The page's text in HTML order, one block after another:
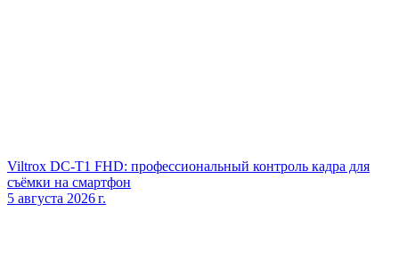
Viltrox DC‑T1 FHD: профессиональный контроль кадра для
съёмки на смартфон
5 августа 2026 г.